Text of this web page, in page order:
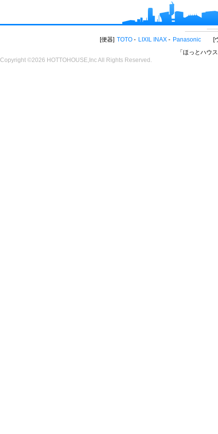
便器 TOTO LIXIL INAX Panasonic
「ほっとハウ
Copyright ©2026 HOTTOHOUSE,Inc All Rights Reserved.